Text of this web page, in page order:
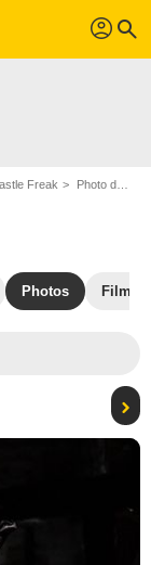
profil search
Freak Photo du film Castle Freak - Photo 2
Photos Films